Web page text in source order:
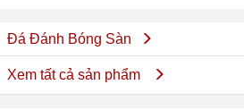
Đá Đánh Bóng Sàn
Xem tất cả sản phẩm